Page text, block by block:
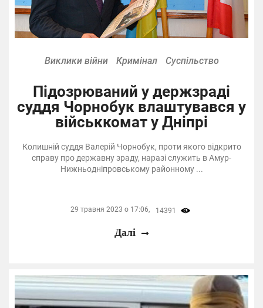
Виклики війни Кримінал Суспільство
Підозрюваний у держзраді
суддя Чорнобук влаштувався у
військкомат у Дніпрі
Колишній суддя Валерій Чорнобук, проти якого відкрито
справу про державну зраду, наразі служить в Амур-
Нижньодніпровському районному ...
29 травня 2023 о 17:06, 14391
Далі